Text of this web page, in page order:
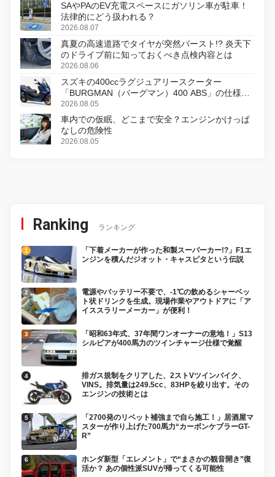
SAやPAのEV充電スペースにガソリン車が駐車！
法律的にどう扱われる？
2026.08.07
真夏の高速道路でタイヤが突然バースト!? 炎天下
のドライブ前に知っておくべき点検内容とは
2026.08.06
スズキの400ccラグジュアリースクーター
「BURGMAN（バーグマン）400 ABS」の仕様を
変更し、8月18日に発売
2026.08.05
車内での仮眠、どこまで安全？エンジンかけっぱ
なしの危険性
2026.08.05
Ranking ランキング
「下着メーカーが作った和製スーパーカー!?」F1エ
ンジンを積んだジオット・キャスピタという伝説
電源やバッテリー不要で、-1℃の飲めるシャーベッ
ト状ドリンクを生成。現場作業やアウトドアに「ア
イススラリーメーカー」が便利！
「昭和63年式、37年間ワンオーナーの意地！」S13
シルビアが400馬力のツインチャージ仕様で覚醒
排ガス規制をクリアした、2ストVツインバイク、
VINS。排気量は249.5cc、83HPを絞り出す。その
エンジンの技術とは
「2700発のリベット補強まで自ら施工！」居酒屋マ
スターが作り上げた700馬力“カーボンケブラーGT-
R”
ホンダ新型「エレメント」で“まさかの観音開き”復
活か？ あの個性派SUVが帰ってくる可能性